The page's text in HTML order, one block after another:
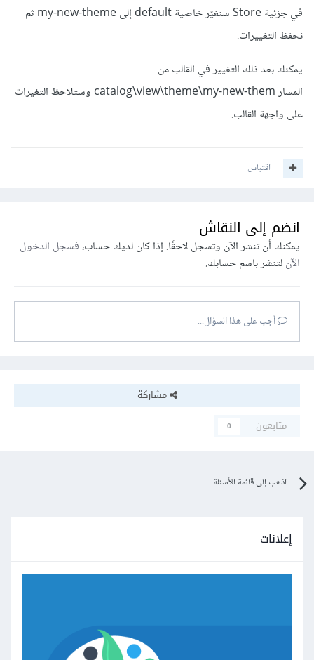
في جزئية Store سنغيّر خاصية default إلى my-new-theme ثم
نحفظ التغييرات.
يمكنك بعد ذلك التغيير في القالب من
المسار catalog\view\theme\my-new-them وستلاحظ التغيرات
على واجهة القالب.
اقتباس
انضم إلى النقاش
يمكنك أن تنشر الآن وتسجل لاحقًا. إذا كان لديك حساب،فسجل الدخول
الآنلتنشر باسم حسابك.
أجب على هذا السؤال...
مشاركة
متابعون
0
اذهب إلى قائمة الأسئلة
إعلانات